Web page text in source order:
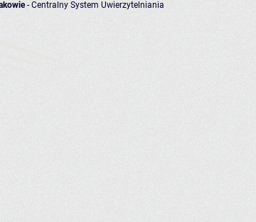
- Centralny System Uwierzytelniania